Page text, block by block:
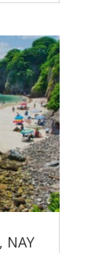
NAY